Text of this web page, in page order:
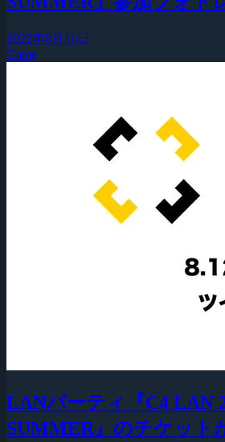
2022年8月16日
Game
LANパーティ『C4 LAN
SUMMER』のチケット